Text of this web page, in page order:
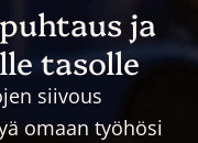
ja
tasolle
siivous
omaan työhösi